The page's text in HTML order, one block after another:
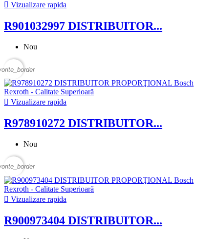
 Vizualizare rapida
R901032997 DISTRIBUITOR...
Nou
 Vizualizare rapida
R978910272 DISTRIBUITOR...
Nou
 Vizualizare rapida
R900973404 DISTRIBUITOR...